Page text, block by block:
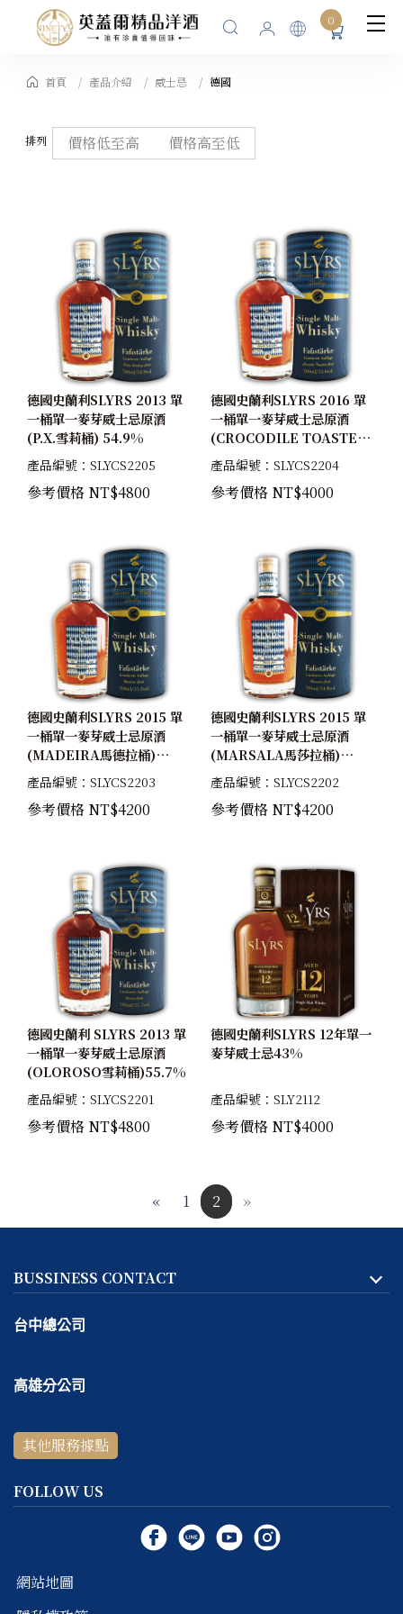
0
首頁 產品介紹 威士忌 德國
排列 價格低至高 價格高至低
德國史蘭利SLYRS 2013 單
一桶單一麥芽威士忌原酒
(P.X.雪莉桶) 54.9%
產品編號：SLYCS2205
參考價格 NT$4800
德國史蘭利SLYRS 2016 單
一桶單一麥芽威士忌原酒
(CROCODILE TOASTED
桶) 53.6%
產品編號：SLYCS2204
參考價格 NT$4000
德國史蘭利SLYRS 2015 單
一桶單一麥芽威士忌原酒
(MADEIRA馬德拉桶)
55.2%
產品編號：SLYCS2203
參考價格 NT$4200
德國史蘭利SLYRS 2015 單
一桶單一麥芽威士忌原酒
(MARSALA馬莎拉桶)
54.8%
產品編號：SLYCS2202
參考價格 NT$4200
德國史蘭利 SLYRS 2013 單
一桶單一麥芽威士忌原酒
(OLOROSO雪莉桶)55.7%
產品編號：SLYCS2201
參考價格 NT$4800
德國史蘭利SLYRS 12年單一
麥芽威士忌43%
產品編號：SLY2112
參考價格 NT$4000
« 1 2 »
BUSSINESS CONTACT
台中總公司
客服專線：
～ 日公休
高雄分公司
客服專線：07-531-5999
線上＆電話客服時間：
其他服務據點
FOLLOW US
網站地圖